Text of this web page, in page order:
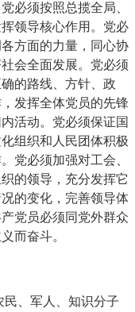
必须按照总揽全局、
领导核心作用。党必
方面的力量，同心协
会全面发展。党必须
的路线、方针、政
发挥全体党员的先锋
活动。党必须保证国
组织和人民团体积极
党必须加强对工会、
的领导，充分发挥它
的变化，完善领导体
党员必须同党外群众
而奋斗。
、军人、知识分子